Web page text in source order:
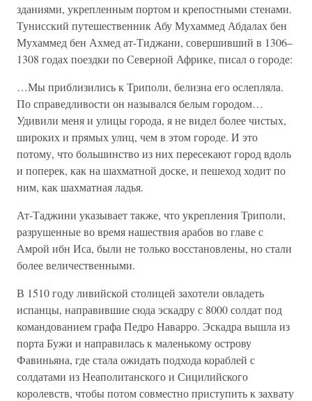
зданиями, укрепленным портом и крепостными стенами.
Тунисский путешественник Абу Мухаммед Абдалах бен
Мухаммед бен Ахмед ат-Тиджани, совершивший в 1306–
1308 годах поездки по Северной Африке, писал о городе:
…Мы приблизились к Триполи, белизна его ослепляла.
По справедливости он назывался белым городом…
Удивили меня и улицы города, я не видел более чистых,
широких и прямых улиц, чем в этом городе. И это
потому, что большинство из них пересекают город вдоль
и поперек, как на шахматной доске, и пешеход ходит по
ним, как шахматная ладья.
Ат-Таджини указывает также, что укрепления Триполи,
разрушенные во время нашествия арабов во главе с
Амрой ибн Иса, были не только восстановлены, но стали
более величественными.
В 1510 году ливийской столицей захотели овладеть
испанцы, направившие сюда эскадру с 8000 солдат под
командованием графа Педро Наварро. Эскадра вышла из
порта Бужи и направилась к маленькому острову
Фавиньяна, где стала ожидать подхода кораблей с
солдатами из Неаполитанского и Сицилийского
королевств, чтобы потом совместно приступить к захвату